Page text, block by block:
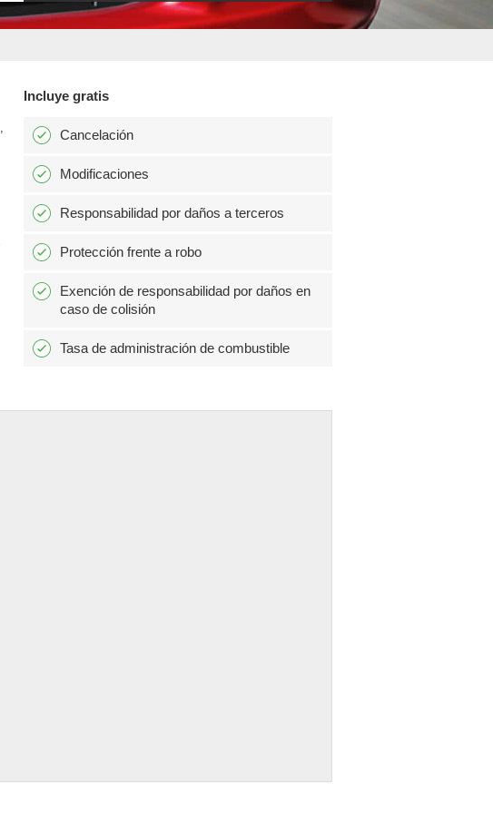
Incluye gratis
Cancelación
Modificaciones
Responsabilidad por daños a terceros
Protección frente a robo
Exención de responsabilidad por daños en
caso de colisión
Tasa de administración de combustible